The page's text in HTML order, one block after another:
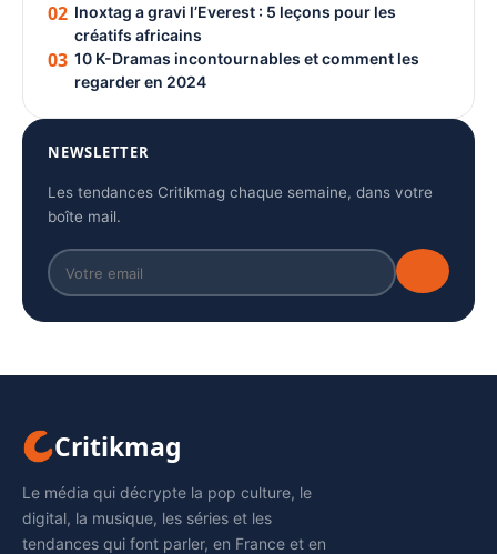
02 Inoxtag a gravi l’Everest : 5 leçons pour les
créatifs africains
03 10 K-Dramas incontournables et comment les
regarder en 2024
NEWSLETTER
Les tendances Critikmag chaque semaine, dans votre
boîte mail.
Critikmag
Le média qui décrypte la pop culture, le
digital, la musique, les séries et les
tendances qui font parler, en France et en